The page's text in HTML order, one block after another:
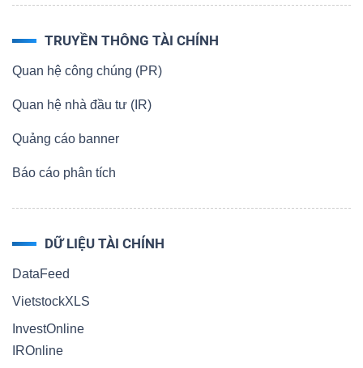
TRUYỀN THÔNG TÀI CHÍNH
Quan hệ công chúng (PR)
Quan hệ nhà đầu tư (IR)
Quảng cáo banner
Báo cáo phân tích
DỮ LIỆU TÀI CHÍNH
DataFeed
VietstockXLS
InvestOnline
IROnline